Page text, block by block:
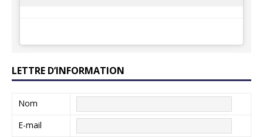
LETTRE D’INFORMATION
Nom
E-mail